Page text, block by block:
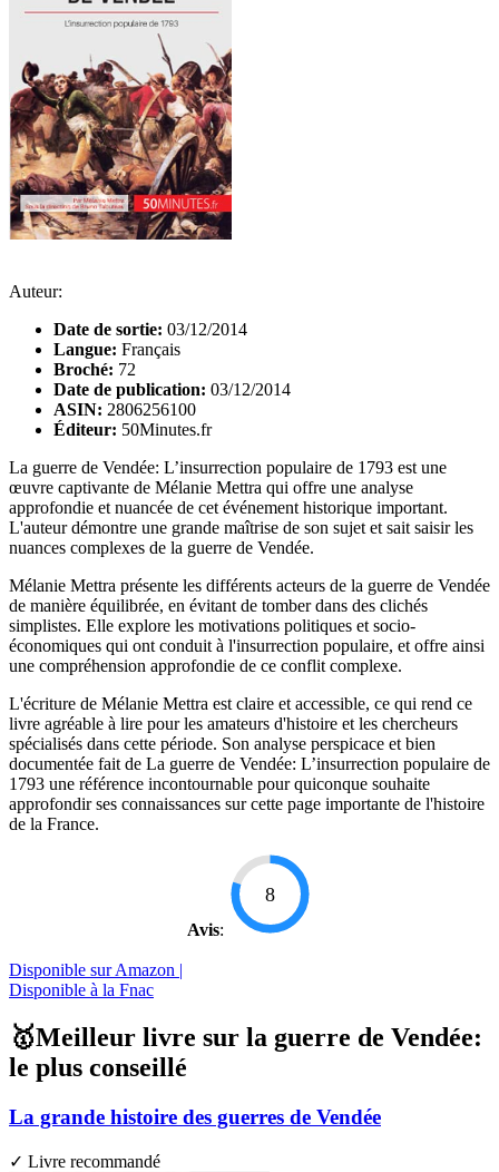
Auteur:
Date de sortie: 03/12/2014
Langue: Français
Broché: 72
Date de publication: 03/12/2014
ASIN: 2806256100
Éditeur: 50Minutes.fr
La guerre de Vendée: L’insurrection populaire de 1793 est une
œuvre captivante de Mélanie Mettra qui offre une analyse
approfondie et nuancée de cet événement historique important.
L'auteur démontre une grande maîtrise de son sujet et sait saisir les
nuances complexes de la guerre de Vendée.
Mélanie Mettra présente les différents acteurs de la guerre de Vendée
de manière équilibrée, en évitant de tomber dans des clichés
simplistes. Elle explore les motivations politiques et socio-
économiques qui ont conduit à l'insurrection populaire, et offre ainsi
une compréhension approfondie de ce conflit complexe.
L'écriture de Mélanie Mettra est claire et accessible, ce qui rend ce
livre agréable à lire pour les amateurs d'histoire et les chercheurs
spécialisés dans cette période. Son analyse perspicace et bien
documentée fait de La guerre de Vendée: L’insurrection populaire de
1793 une référence incontournable pour quiconque souhaite
approfondir ses connaissances sur cette page importante de l'histoire
de la France.
Avis:
8
Disponible sur Amazon |
Disponible à la Fnac
🥇Meilleur livre sur la guerre de Vendée:
le plus conseillé
La grande histoire des guerres de Vendée
✓ Livre recommandé